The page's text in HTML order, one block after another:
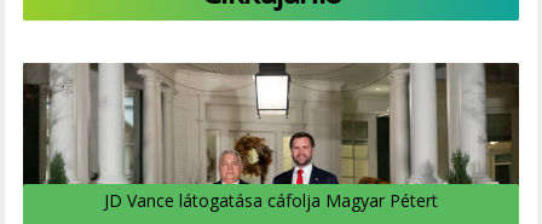
JD Vance látogatása cáfolja Magyar Pétert